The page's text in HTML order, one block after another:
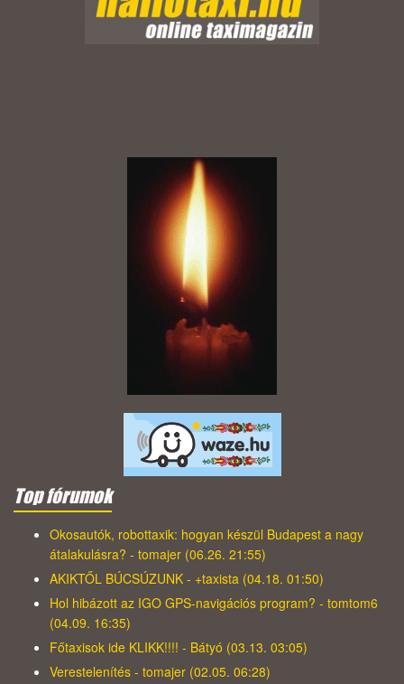
Top fórumok
Okosautók, robottaxik: hogyan készül Budapest a nagy
átalakulásra? - tomajer (06.26. 21:55)
AKIKTŐL BÚCSÚZUNK - +taxista (04.18. 01:50)
Hol hibázott az IGO GPS-navigációs program? - tomtom6
(04.09. 16:35)
Főtaxisok ide KLIKK!!!! - Bátyó (03.13. 03:05)
Verestelenítés - tomajer (02.05. 06:28)